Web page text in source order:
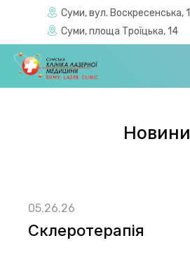
Суми, вул. Воскресенська, 1
Суми, площа Троїцька, 14
Новини
05.26.26
Склеротерапія